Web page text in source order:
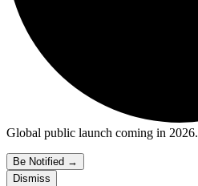
Global public launch coming in 2026.
Be Notified →
Dismiss